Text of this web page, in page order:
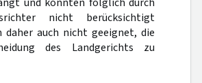
nicht berücksichtigt
daher auch nicht geeignet, die
des Landgerichts zu